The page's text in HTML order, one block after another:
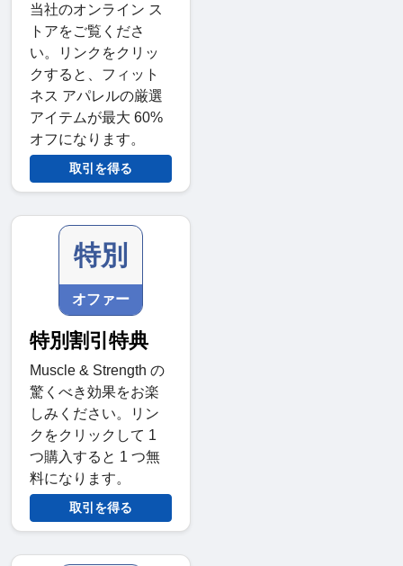
当社のオンライン ス
トアをご覧くださ
い。リンクをクリッ
クすると、フィット
ネス アパレルの厳選
アイテムが最大 60%
オフになります。
取引を得る
特別
オファー
特別割引特典
Muscle & Strength の
驚くべき効果をお楽
しみください。リン
クをクリックして 1
つ購入すると 1 つ無
料になります。
取引を得る